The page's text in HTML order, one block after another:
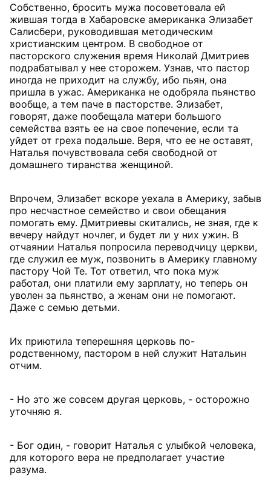
Собственно, бросить мужа посоветовала ей
жившая тогда в Хабаровске американка Элизабет
Салисбери, руководившая методическим
христианским центром. В свободное от
пасторского служения время Николай Дмитриев
подрабатывал у нее сторожем. Узнав, что пастор
иногда не приходит на службу, ибо пьян, она
пришла в ужас. Американка не одобряла пьянство
вообще, а тем паче в пасторстве. Элизабет,
говорят, даже пообещала матери большого
семейства взять ее на свое попечение, если та
уйдет от греха подальше. Веря, что ее не оставят,
Наталья почувствовала себя свободной от
домашнего тиранства женщиной.
Впрочем, Элизабет вскоре уехала в Америку, забыв
про несчастное семейство и свои обещания
помогать ему. Дмитриевы скитались, не зная, где к
вечеру найдут ночлег, и будет ли у них ужин. В
отчаянии Наталья попросила переводчицу церкви,
где служил ее муж, позвонить в Америку главному
пастору Чой Те. Тот ответил, что пока муж
работал, они платили ему зарплату, но теперь он
уволен за пьянство, а женам они не помогают.
Даже с семью детьми.
Их приютила теперешняя церковь по-
родственному, пастором в ней служит Натальин
отчим.
- Но это же совсем другая церковь, - осторожно
уточняю я.
- Бог один, - говорит Наталья с улыбкой человека,
для которого вера не предполагает участие
разума.